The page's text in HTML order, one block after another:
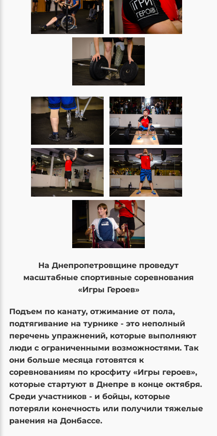
На Днепропетровщине проведут
масштабные спортивные соревнования
«Игры Героев»
Подъем по канату, отжимание от пола,
подтягивание на турнике - это неполный
перечень упражнений, которые выполняют
люди с ограниченными возможностями. Так
они больше месяца готовятся к
соревнованиям по кросфиту «Игры героев»,
которые стартуют в Днепре в конце октября.
Среди участников - и бойцы, которые
потеряли конечность или получили тяжелые
ранения на Донбассе.